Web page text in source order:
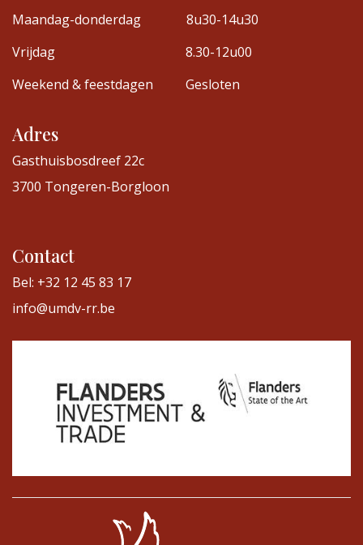
Maandag-donderdag
8u30-14u30
Vrijdag
8.30-12u00
Weekend & feestdagen
Gesloten
Adres
Gasthuisbosdreef 22c
3700 Tongeren-Borgloon
Contact
Bel: +32 12 45 83 17
info@umdv-rr.be